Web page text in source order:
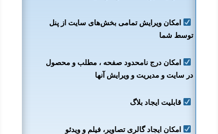
امکان ویرایش تمامی بخش‌های سایت از پنل
توسط شما
امکان درج نامحدود صفحه ، مطلب و محصول
در سایت و مدیریت و ویرایش آنها
قابلیت ایجاد بلاگ
امکان ایجاد گالری تصاویر، فیلم و ویدئو